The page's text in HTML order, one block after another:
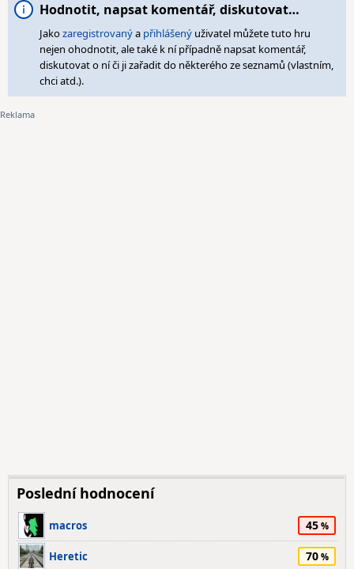
Hodnotit, napsat komentář, diskutovat…
Jakozaregistrovanýa přihlášený uživatel můžete tuto hru
nejen ohodnotit, ale také k ní případně napsat komentář,
diskutovat o ní či ji zařadit do některého ze seznamů (vlastním,
chci atd.).
Poslední hodnocení
macros 45
Heretic 70